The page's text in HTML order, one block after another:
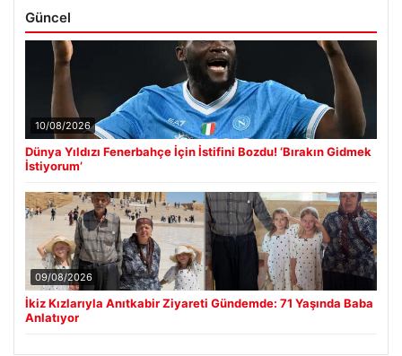
Güncel
10/08/2026
Dünya Yıldızı Fenerbahçe İçin İstifini Bozdu! ‘Bırakın Gidmek
İstiyorum’
09/08/2026
İkiz Kızlarıyla Anıtkabir Ziyareti Gündemde: 71 Yaşında Baba
Anlatıyor